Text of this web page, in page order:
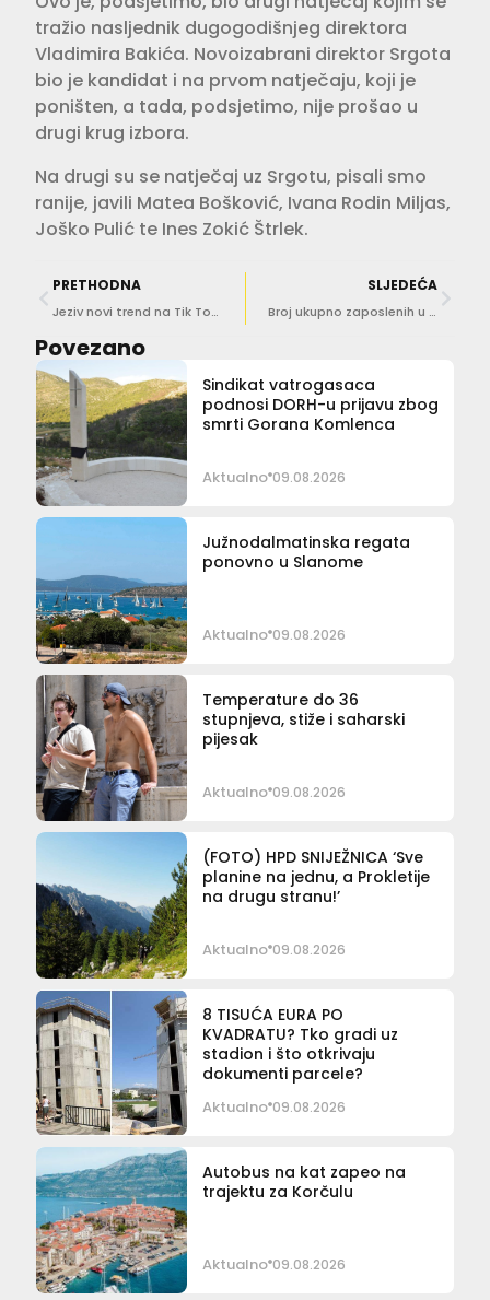
tražio nasljednik dugogodišnjeg direktora
Vladimira Bakića. Novoizabrani direktor Srgota
bio je kandidat i na prvom natječaju, koji je
poništen, a tada, podsjetimo, nije prošao u
drugi krug izbora.
Na drugi su se natječaj uz Srgotu, pisali smo
ranije, javili Matea Bošković, Ivana Rodin Miljas,
Joško Pulić te Ines Zokić Štrlek.
PRETHODNA
Jeziv novi trend na Tik Toku zabrinjava liječnike
SLJEDEĆA
Broj ukupno zaposlenih u srpnju porastao za 1,1 posto u odnosu na lipanj
Povezano
Sindikat vatrogasaca
podnosi DORH-u prijavu zbog
smrti Gorana Komlenca
Aktualno 09.08.2026
Južnodalmatinska regata
ponovno u Slanome
Aktualno 09.08.2026
Temperature do 36
stupnjeva, stiže i saharski
pijesak
Aktualno 09.08.2026
(FOTO) HPD SNIJEŽNICA ‘Sve
planine na jednu, a Prokletije
na drugu stranu!’
Aktualno 09.08.2026
8 TISUĆA EURA PO
KVADRATU? Tko gradi uz
stadion i što otkrivaju
dokumenti parcele?
Aktualno 09.08.2026
Autobus na kat zapeo na
trajektu za Korčulu
Aktualno 09.08.2026